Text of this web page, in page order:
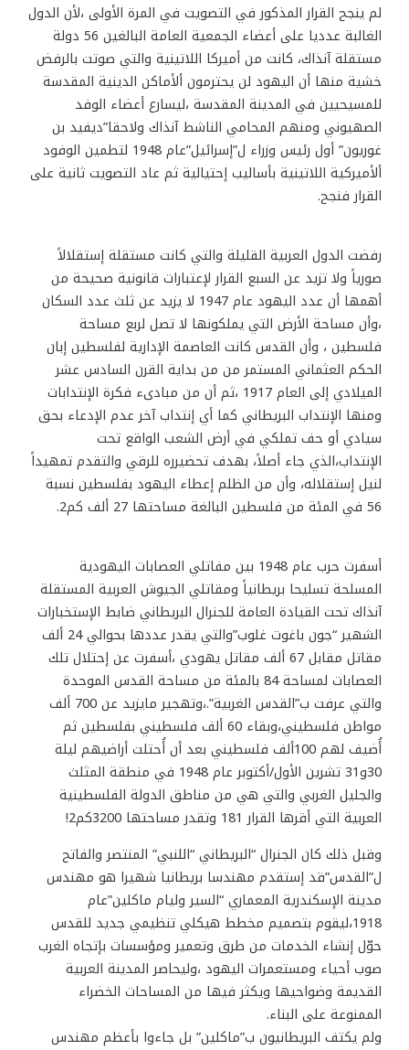
لم ينجح القرار المذكور في التصويت في المرة الأولى ،لأن الدول
الغالبة عدديا على أعضاء الجمعية العامة البالغين 56 دولة
مستقلة آنذاك، كانت من أميركا اللاتينية والتي صوتت بالرفض
خشية منها أن اليهود لن يحترمون ألأماكن الدينية المقدسة
للمسيحيين في المدينة المقدسة ،ليسارع أعضاء الوفد
الصهيوني ومنهم المحامي الناشط آنذاك ولاحقا”ديفيد بن
غوريون” أول رئيس وزراء ل”إسرائيل”عام 1948 لتطمين الوفود
ألأميركية اللاتينية بأساليب إحتيالية ثم عاد التصويت ثانية على
القرار فنجح.
رفضت الدول العربية القليلة والتي كانت مستقلة إستقلالاً
صورياً ولا تزيد عن السبع القرار لإعتبارات قانونية صحيحة من
أهمها أن عدد اليهود عام 1947 لا يزيد عن ثلث عدد السكان
،وأن مساحة الأرض التي يملكونها لا تصل لربع مساحة
فلسطين ، وأن القدس كانت العاصمة الإدارية لفلسطين إبان
الحكم العثماني المستمر من من بداية القرن السادس عشر
الميلادي إلى العام 1917 ،ثم أن من مبادىء فكرة الإنتدابات
ومنها الإنتداب البريطاني كما أي إنتداب آخر عدم الإدعاء بحق
سيادي أو حف تملكي في أرض الشعب الواقع تحت
الإنتداب،الذي جاء أصلاً، بهدف تحضيرره للرقي والتقدم تمهيداً
لنيل إستقلاله، وأن من الظلم إعطاء اليهود بفلسطين نسبة
56 في المئة من فلسطين البالغة مساحتها 27 ألف كم2.
أسفرت حرب عام 1948 بين مفاتلي العصابات اليهودية
المسلحة تسليحا بريطانياً ومقاتلي الجيوش العربية المستقلة
آنذاك تحت القيادة العامة للجنرال البريطاني ضابط الإستخبارات
الشهير “جون باغوت غلوب”والتي يقدر عددها بحوالي 24 ألف
مقاتل مقابل 67 ألف مقاتل يهودي ،أسفرت عن إحتلال تلك
العصابات لمساحة 84 بالمئة من مساحة القدس الموحدة
والتي عرفت ب”القدس الغربية”.،وتهجير مايزيد عن 700 ألف
مواطن فلسطيني،وبقاء 60 ألف فلسطيني بفلسطين ثم
أُضيف لهم 100ألف فلسطيني بعد أن أُحتلت أراضيهم ليلة
30و31 تشرين الأول/أكتوبر عام 1948 في منطقة المثلث
والجليل الغربي والتي هي من مناطق الدولة الفلسطينية
العربية التي أقرها القرار 181 وتقدر مساحتها 3200كم2!
وقبل ذلك كان الجنرال “البريطاني “اللنبي” المنتصر والفاتح
ل”القدس”قد إستقدم مهندسا بريطانيا شهيرا هو مهندس
مدينة الإسكندرية المعماري “السير وليام ماكلين”عام
1918،ليقوم بتصميم مخطط هيكلي تنظيمي جديد للقدس
حوّل إنشاء الخدمات من طرق وتعمير ومؤسسات بإتجاه الغرب
صوب أحياء ومستعمرات اليهود ،وليحاصر المدينة العربية
القديمة وضواحيها ويكثر فيها من المساحات الخضراء
الممنوعة على البناء.
ولم يكتف البريطانيون ب”ماكلين” بل جاءوا بأعظم مهندس